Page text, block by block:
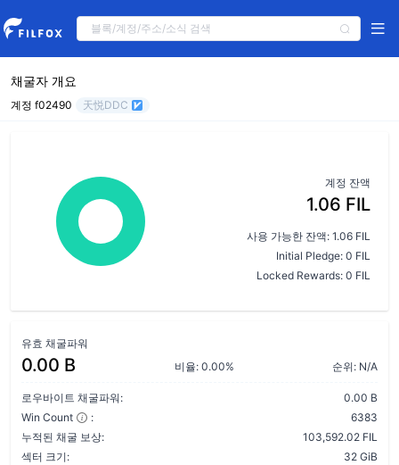
채굴자 개요
계정 f02490 天悦DDC
계정 잔액
1.06 FIL
사용 가능한 잔액: 1.06 FIL
Initial Pledge: 0 FIL
Locked Rewards: 0 FIL
유효 채굴파워
0.00 B 비율: 0.00% 순위: N/A
로우바이트 채굴파워:
0.00 B
Win Count
:
6383
누적된 채굴 보상:
103,592.02 FIL
섹터 크기:
32 GiB